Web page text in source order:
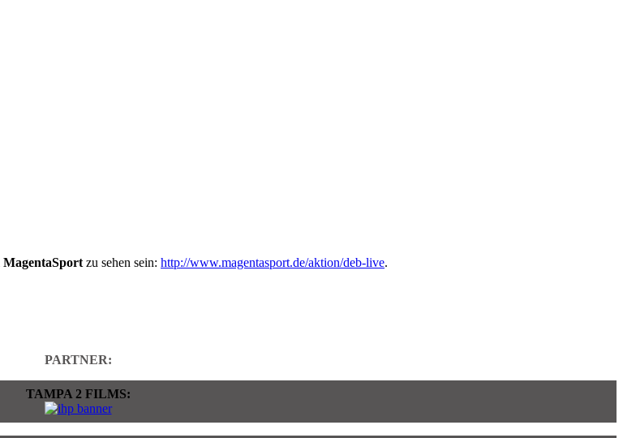
MagentaSport zu sehen sein: http://www.magentasport.de/aktion/deb-live.
PARTNER:
TAMPA 2 FILMS: